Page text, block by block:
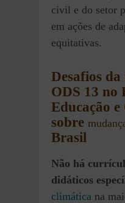
civil e do setor
em ações de
equitativas.
Desafios da
ODS 13 no
Educação e
sobre
Brasil
Não há
didáticos
climática na